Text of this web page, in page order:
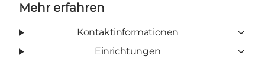
Mehr erfahren
Kontaktinformationen
Einrichtungen